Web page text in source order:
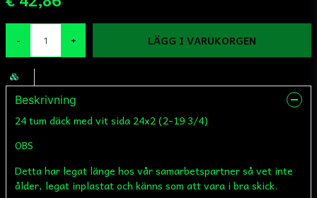
- + LÄGG I VARUKORGEN
Beskrivning
24 tum däck med vit sida 24x2 (2-19 3/4)
OBS
Detta har legat länge hos vår samarbetspartner så vet inte
ålder, legat inplastat och känns som att vara i bra skick.